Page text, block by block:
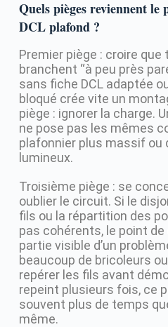
Quels pièges reviennent le
DCL plafond ?
Premier piège : croire
branchent “à peu près
sans fiche DCL adaptée
bloqué crée vite un
piège : ignorer la charge.
ne pose pas les mêmes
plafonnier plus massif ou
lumineux.
Troisième piège : se
oublier le circuit. Si le
fils ou la répartition des
pas cohérents, le point de
partie visible d’un
beaucoup de bricoleurs
repérer les fils avant
repeint plusieurs fois, ce
souvent plus de temps
même.